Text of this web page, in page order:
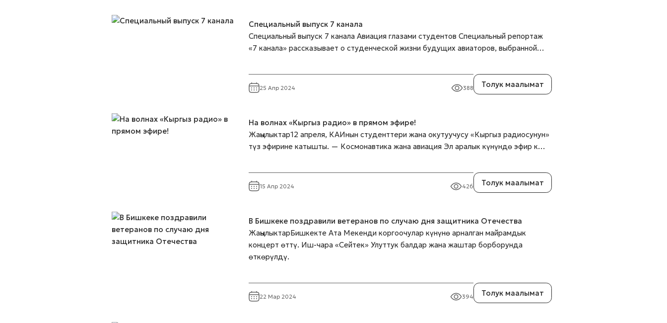
Специальный выпуск 7 канала
Специальный выпуск 7 канала Авиация глазами студентов Специальный репортаж
«7 канала» рассказывает о студенческой жизни будущих авиаторов, выбранной…
25 Апр 2024 388 Толук маалымат
На волнах «Кыргыз радио» в прямом эфире!
Жаңылыктар12 апреля, КАИнын студенттери жана окутуучусу «Кыргыз радиосунун»
түз эфирине катышты. — Космонавтика жана авиация Эл аралык күнүндө эфир к…
15 Апр 2024 426 Толук маалымат
В Бишкеке поздравили ветеранов по случаю дня защитника Отечества
ЖаңылыктарБишкекте Ата Мекенди коргоочулар күнүнө арналган майрамдык
концерт өттү. Иш-чара «Сейтек» Улуттук балдар жана жаштар борборунда
өткөрүлдү.
22 Мар 2024 394 Толук маалымат